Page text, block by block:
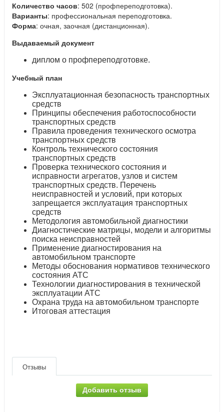
Количество часов: 502 (профпереподготовка).
Варианты: профессиональная переподготовка.
Форма: очная, заочная (дистанционная).
Выдаваемый документ
диплом о профпереподготовке.
Учебный план
Эксплуатационная безопасность транспортных
средств
Принципы обеспечения работоспособности
транспортных средств
Правила проведения технического осмотра
транспортных средств
Контроль технического состояния
транспортных средств
Проверка технического состояния и
исправности агрегатов, узлов и систем
транспортных средств. Перечень
неисправностей и условий, при которых
запрещается эксплуатация транспортных
средств
Методология автомобильной диагностики
Диагностические матрицы, модели и алгоритмы
поиска неисправностей
Применение диагностирования на
автомобильном транспорте
Методы обоснования нормативов технического
состояния АТС
Технологии диагностирования в технической
эксплуатации АТС
Охрана труда на автомобильном транспорте
Итоговая аттестация
Отзывы
Добавить отзыв